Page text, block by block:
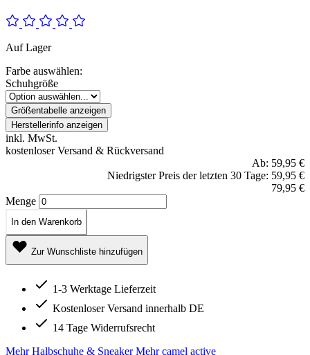
Auf Lager
Farbe auswählen:
Schuhgröße
Größentabelle anzeigen
Herstellerinfo anzeigen
inkl. MwSt.
kostenloser Versand & Rückversand
Ab: 59,95 €
Niedrigster Preis der letzten 30 Tage: 59,95 €
79,95 €
Menge
In den Warenkorb
Zur Wunschliste hinzufügen
1-3 Werktage Lieferzeit
Kostenloser Versand innerhalb DE
14 Tage Widerrufsrecht
Mehr Halbschuhe & Sneaker Mehr camel active